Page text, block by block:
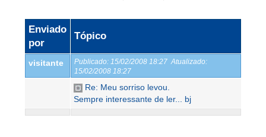
Enviado
por
Tópico
visitante Publicado: 15/02/2008 18:27 Atualizado:
15/02/2008 18:27
Re: Meu sorriso levou.
Sempre interessante de ler... bj